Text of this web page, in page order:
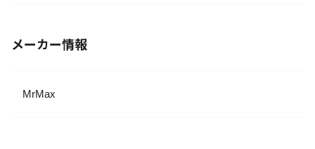
メーカー情報
MrMax